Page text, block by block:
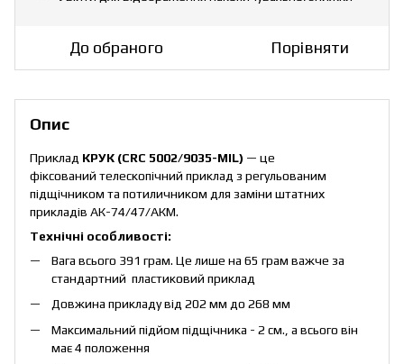
До обраного Порівняти
Опис
Приклад КРУК (CRC 5002/9035-MIL) — це
фіксований телескопічний приклад з регульованим
підщічником та потиличником для заміни штатних
прикладів АК-74/47/АКМ.
Технічні особливості:
Вага всього 391 грам. Це лише на 65 грам важче за
стандартний пластиковий приклад
Довжина прикладу від 202 мм до 268 мм
Максимальний підйом підщічника - 2 см., а всього він
має 4 положення